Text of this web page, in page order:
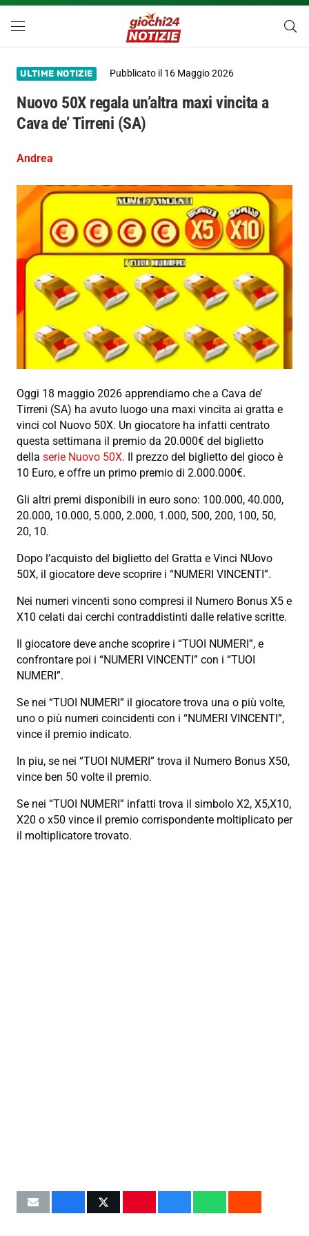
ULTIME NOTIZIE Pubblicato il 16 Maggio 2026
Nuovo 50X regala un’altra maxi vincita a
Cava de’ Tirreni (SA)
Andrea
Oggi 18 maggio 2026 apprendiamo che a Cava de’
Tirreni (SA) ha avuto luogo una maxi vincita ai gratta e
vinci col Nuovo 50X. Un giocatore ha infatti centrato
questa settimana il premio da 20.000€ del biglietto
della serie Nuovo 50X. Il prezzo del biglietto del gioco è
10 Euro, e offre un primo premio di 2.000.000€.
Gli altri premi disponibili in euro sono: 100.000, 40.000,
20.000, 10.000, 5.000, 2.000, 1.000, 500, 200, 100, 50,
20, 10.
Dopo l’acquisto del biglietto del Gratta e Vinci NUovo
50X, il giocatore deve scoprire i “NUMERI VINCENTI”.
Nei numeri vincenti sono compresi il Numero Bonus X5 e
X10 celati dai cerchi contraddistinti dalle relative scritte.
Il giocatore deve anche scoprire i “TUOI NUMERI”, e
confrontare poi i “NUMERI VINCENTI” con i “TUOI
NUMERI”.
Se nei “TUOI NUMERI” il giocatore trova una o più volte,
uno o più numeri coincidenti con i “NUMERI VINCENTI”,
vince il premio indicato.
In piu, se nei “TUOI NUMERI” trova il Numero Bonus X50,
vince ben 50 volte il premio.
Se nei “TUOI NUMERI” infatti trova il simbolo X2, X5,X10,
X20 o x50 vince il premio corrispondente moltiplicato per
il moltiplicatore trovato.